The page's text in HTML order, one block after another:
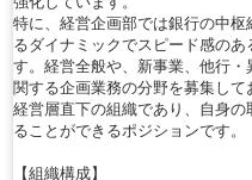
特に、経営企画部では銀行の中
るダイナミックでスピード感の
す。経営全般や、新事業、他行
関する企画業務の分野を募集して
経営層直下の組織であり、自身の
ることができるポジションです。
【組織構成】